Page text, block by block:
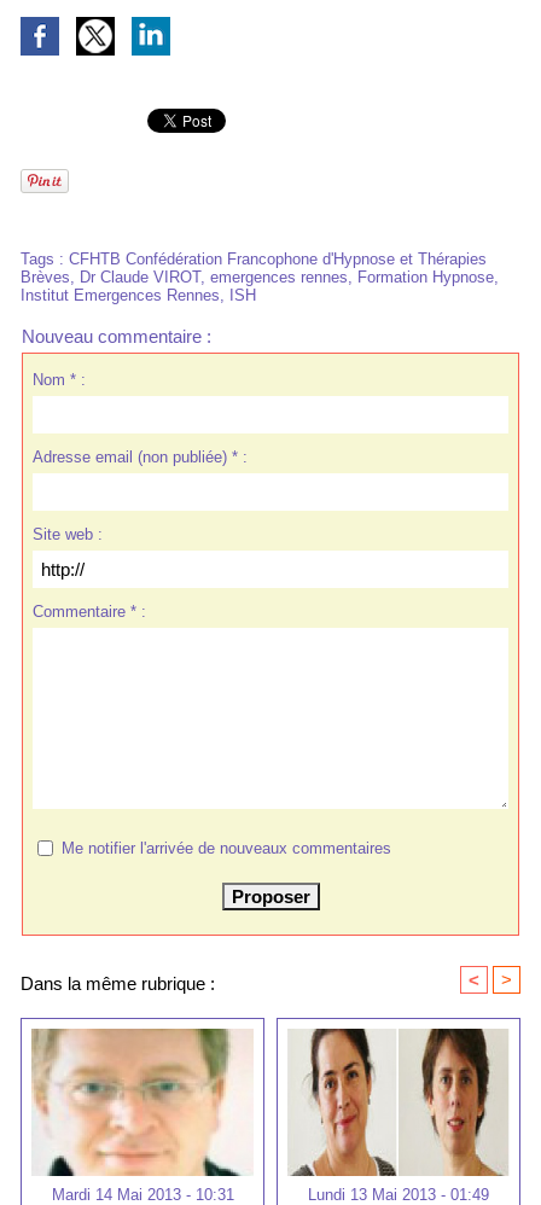
Tags : CFHTB Confédération Francophone d'Hypnose et Thérapies
Brèves, Dr Claude VIROT, emergences rennes, Formation Hypnose,
Institut Emergences Rennes, ISH
Nouveau commentaire :
Nom * :
Adresse email (non publiée) * :
Site web :
Commentaire * :
Me notifier l'arrivée de nouveaux commentaires
Dans la même rubrique : < >
Mardi 14 Mai 2013 - 10:31 Lundi 13 Mai 2013 - 01:49